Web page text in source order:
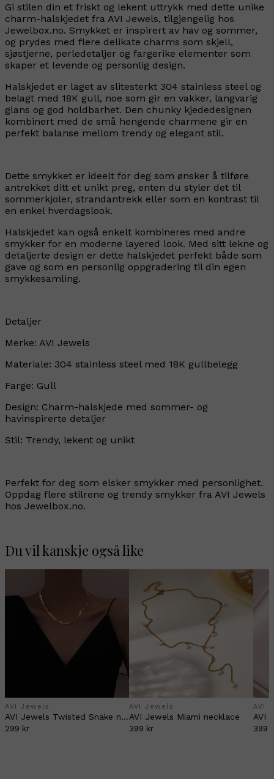
Gi stilen din et friskt og lekent uttrykk med dette unike
charm-halskjedet fra AVI Jewels, tilgjengelig hos
Jewelbox.no. Smykket er inspirert av hav og sommer,
og prydes med flere delikate charms som skjell,
sjøstjerne, perledetaljer og fargerike elementer som
skaper et levende og personlig design.
Halskjedet er laget av slitesterkt 304 stainless steel og
belagt med 18K gull, noe som gir en vakker, langvarig
glans og god holdbarhet. Den chunky kjededesignen
kombinert med de små hengende charmene gir en
perfekt balanse mellom trendy og elegant stil.
Dette smykket er ideelt for deg som ønsker å tilføre
antrekket ditt et unikt preg, enten du styler det til
sommerkjoler, strandantrekk eller som en kontrast til
en enkel hverdagslook.
Halskjedet kan også enkelt kombineres med andre
smykker for en moderne layered look. Med sitt lekne og
detaljerte design er dette halskjedet perfekt både som
gave og som en personlig oppgradering til din egen
smykkesamling.
Detaljer
Merke: AVI Jewels
Materiale: 304 stainless steel med 18K gullbelegg
Farge: Gull
Design: Charm-halskjede med sommer- og
havinspirerte detaljer
Stil: Trendy, lekent og unikt
Perfekt for deg som elsker smykker med personlighet.
Oppdag flere stilrene og trendy smykker fra AVI Jewels
hos Jewelbox.no.
Du vil kanskje også like
AVI Jewels
AVI Jewels Twisted Snake necklace gold
299 kr
AVI Jewels
AVI Jewels Miami necklace
399 kr
AVI
399